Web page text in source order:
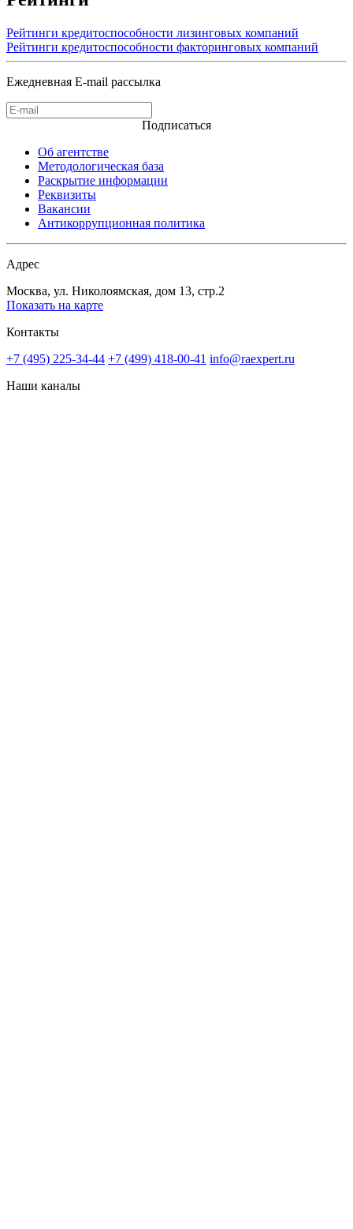
Рейтинги кредитоспособности лизинговых компаний
Рейтинги кредитоспособности факторинговых компаний
Ежедневная E-mail рассылка
Подписаться
Об агентстве
Методологическая база
Раскрытие информации
Реквизиты
Вакансии
Антикоррупционная политика
Адрес
Москва, ул. Николоямская, дом 13, стр.2
Показать на карте
Контакты
+7 (495) 225-34-44 +7 (499) 418-00-41 info@raexpert.ru
Наши каналы